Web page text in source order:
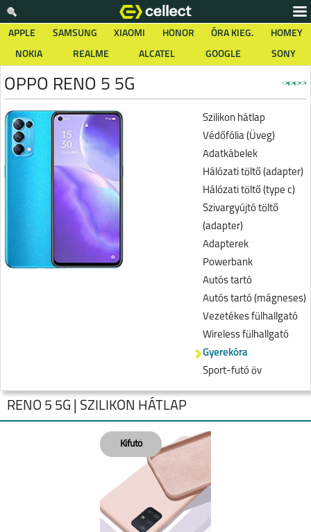
APPLE SAMSUNG XIAOMI HONOR ÓRA KIEG.
HOMEY
NOKIA
REALME ALCATEL GOOGLE SONY
OPPO RENO 5 5G
Szilikon hátlap
Védőfólia (Üveg)
Adatkábelek
Hálózati töltő (adapter)
Hálózati töltő (type c)
Szivargyújtó töltő
(adapter)
Adapterek
Powerbank
Autós tartó
Autós tartó (mágneses)
Vezetékes fülhallgató
Wireless fülhallgató
Gyerekóra
Sport-futó öv
A54S
RENO 5 5G | SZILIKON HÁTLAP